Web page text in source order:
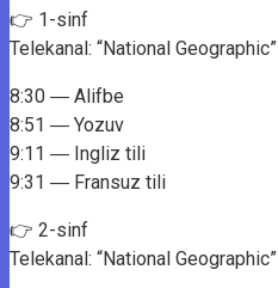
👉 1-sinf
Telekanal: “National Geographic”
8:30 ― Alifbe
8:51 ― Yozuv
9:11 ― Ingliz tili
9:31 ― Fransuz tili
👉 2-sinf
Telekanal: “National Geographic”